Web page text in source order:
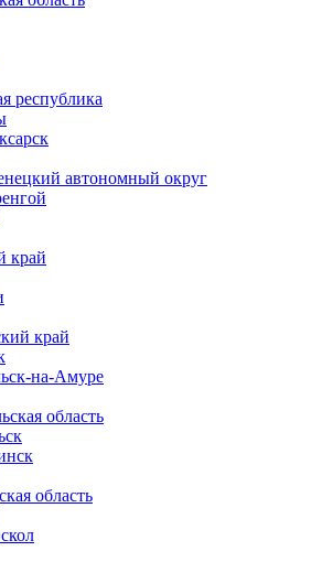
республика
автономный округ
край
край
на-Амуре
область
область